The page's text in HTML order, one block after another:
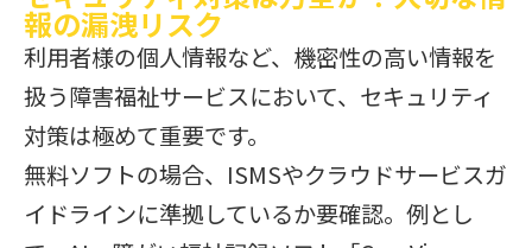
報の漏洩リスク
利用者様の個人情報など、機密性の高い情報を
扱う障害福祉サービスにおいて、セキュリティ
対策は極めて重要です。
無料ソフトの場合、ISMSやクラウドサービスガ
イドラインに準拠しているか要確認。例とし